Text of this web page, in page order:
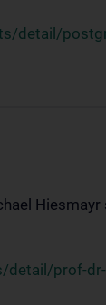
detail/
prof-